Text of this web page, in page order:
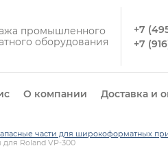
промышленного
оборудования
+7
+7
О компании Доставка и
части для широкоформатных
для Roland VP-300